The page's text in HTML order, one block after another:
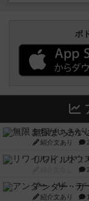
ボ
無限まちがい
紹介文あり
リワイルド：
アンダー・ザ
紹介文あり